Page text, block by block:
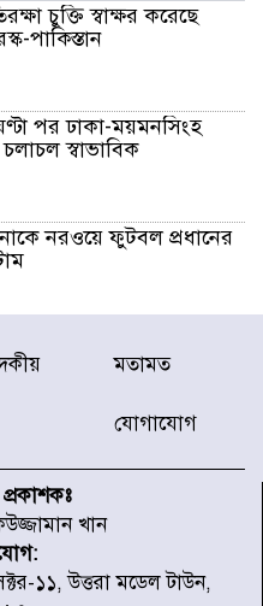
চুক্তি স্বাক্ষর করেছে
পাকিস্তান
পর ঢাকা-ময়মনসিংহ
চলাচল স্বাভাবিক
নরওয়ে ফুটবল প্রধানের
বৃষ্টির সতর্কবার্তা, ১০
পূর্বাভাস
চান মিয়া ব্যাপারীর
হাওয়াসহ বজ্রবৃষ্টির
মতামত
যোগাযোগ
খান
১১, উত্তরা মডেল টাউন,